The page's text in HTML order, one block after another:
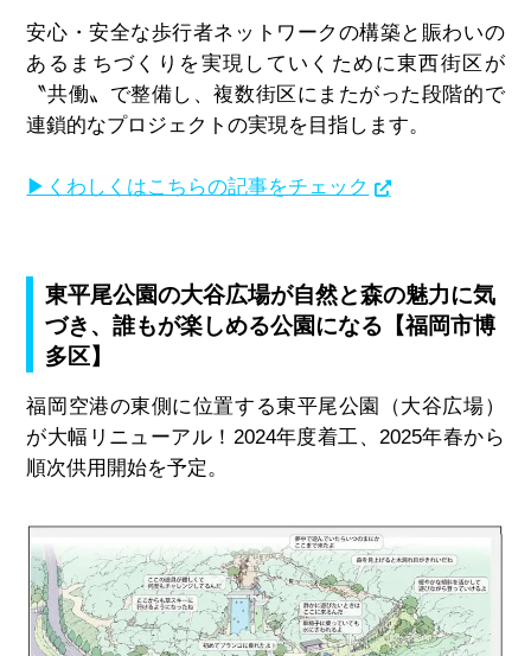
安心・安全な歩行者ネットワークの構築と賑わいの
あるまちづくりを実現していくために東西街区が
〝共働〟で整備し、複数街区にまたがった段階的で
連鎖的なプロジェクトの実現を目指します。
▶くわしくはこちらの記事をチェック
東平尾公園の大谷広場が自然と森の魅力に気
づき、誰もが楽しめる公園になる【福岡市博
多区】
福岡空港の東側に位置する東平尾公園（大谷広場）
が大幅リニューアル！ 2024年度着工、 2025年春から
順次供用開始を予定。